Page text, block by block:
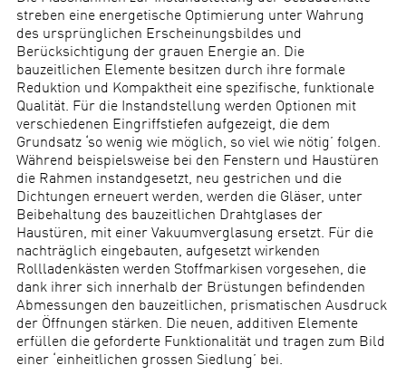
streben eine energetische Optimierung unter Wahrung
des ursprünglichen Erscheinungsbildes und
Berücksichtigung der grauen Energie an. Die
bauzeitlichen Elemente besitzen durch ihre formale
Reduktion und Kompaktheit eine spezifische, funktionale
Qualität. Für die Instandstellung werden Optionen mit
verschiedenen Eingriffstiefen aufgezeigt, die dem
Grundsatz ‘so wenig wie möglich, so viel wie nötig’ folgen.
Während beispielsweise bei den Fenstern und Haustüren
die Rahmen instandgesetzt, neu gestrichen und die
Dichtungen erneuert werden, werden die Gläser, unter
Beibehaltung des bauzeitlichen Drahtglases der
Haustüren, mit einer Vakuumverglasung ersetzt. Für die
nachträglich eingebauten, aufgesetzt wirkenden
Rollladenkästen werden Stoffmarkisen vorgesehen, die
dank ihrer sich innerhalb der Brüstungen befindenden
Abmessungen den bauzeitlichen, prismatischen Ausdruck
der Öffnungen stärken. Die neuen, additiven Elemente
erfüllen die geforderte Funktionalität und tragen zum Bild
einer ‘einheitlichen grossen Siedlung’ bei.